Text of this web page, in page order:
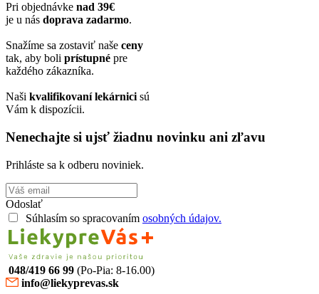
Pri objednávke nad 39€
je u nás doprava zadarmo.
Snažíme sa zostaviť naše ceny
tak, aby boli prístupné pre
každého zákazníka.
Naši kvalifikovaní lekárnici sú
Vám k dispozícii.
Nenechajte si ujsť žiadnu novinku ani zľavu
Prihláste sa k odberu noviniek.
Odoslať
Súhlasím so spracovaním osobných údajov.
048/419 66 99 (Po-Pia: 8-16.00)
info@liekyprevas.sk